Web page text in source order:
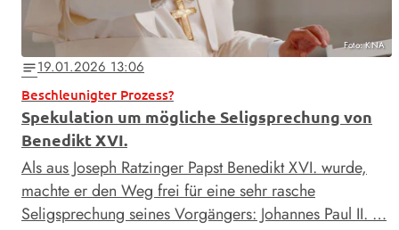
Foto: KNA
notes19.01.2026 13:06
Beschleunigter Prozess?
Spekulation um mögliche Seligsprechung von
Benedikt XVI.
Als aus Joseph Ratzinger Papst Benedikt XVI. wurde,
machte er den Weg frei für eine sehr rasche
Seligsprechung seines Vorgängers: Johannes Paul II. …